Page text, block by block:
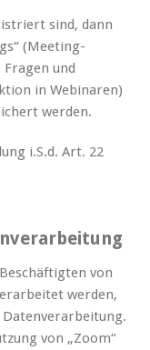
sind, dann
(Meeting-
und
in Webinaren)
werden.
i.S.d. Art. 22
von
werden,
Datenverarbeitung.
von „Zoom“